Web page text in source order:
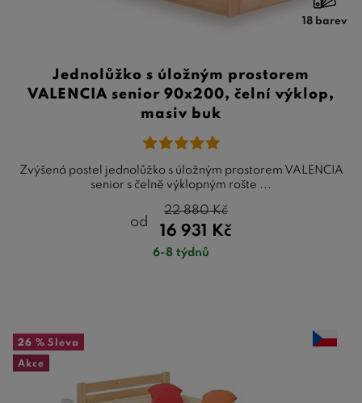
18 barev
Jednolůžko s úložným prostorem
VALENCIA senior 90x200, čelní výklop,
masiv buk
Zvýšená postel jednolůžko s úložným prostorem VALENCIA
senior s čelně výklopným rošte ...
od
16 931 Kč
22 880Kč
6-8 týdnů
26 % Sleva
Akce